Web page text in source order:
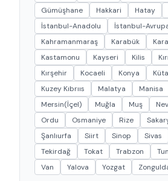
Gümüşhane
Hakkari Hatay
İstanbul-Anadolu
İstanbul-
Kahramanmaraş
Karabük
Kastamonu
Kayseri Kilis
Kırşehir
Kocaeli Konya
Kuzey Kıbrııs
Malatya Manisa
Mersin(İçel)
Muğla Muş
Ordu
Osmaniye Rize
Şanlıurfa
Siirt Sinop Sivas
Tekirdağ
Tokat Trabzon
Van
Yalova Yozgat